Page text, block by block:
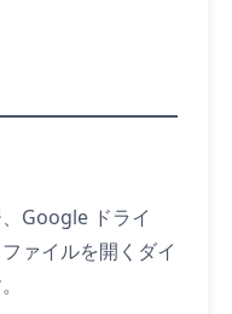
Google ドライ
ァイルを開くダイ